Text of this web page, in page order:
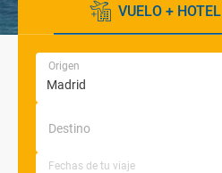
VUELO + HOTEL
Origen
Destino
Fechas de tu viaje